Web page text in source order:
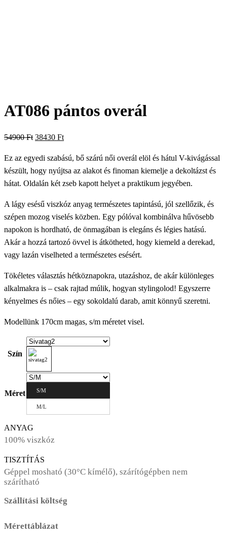
AT086 pántos overál
54900Ft Original
was:
54900 Ft.
38430 FtCurrent
is:
38430 Ft.
Ez az egyedi szabású, bő szárú női overál elöl és hátul V-kivágással
készült, hogy nyújtsa az alakot és finoman kiemelje a dekoltázst és
hátat. Oldalán két zseb kapott helyet a praktikum jegyében.
A lágy esésű viszkóz anyag természetes tapintású, jól szellőzik, és
szépen mozog viselés közben. Egy pólóval kombinálva hűvösebb
napokon is hordható, de önmagában is elegáns és légies hatású.
Akár a hozzá tartozó övvel is átkötheted, hogy kiemeld a derekad,
vagy lazán viselheted a természetes esésért.
Tökéletes választás hétköznapokra, utazáshoz, de akár különleges
alkalmakra is – csak rajtad múlik, hogyan stylingolod! Egyszerre
kényelmes és nőies – egy sokoldalú darab, amit könnyű szeretni.
Modellünk 170cm magas, s/m méretet visel.
Szín
Méret S/M
M/L
ANYAG
100% viszkóz
TISZTÍTÁS
Géppel mosható (30°C kímélő), szárítógépben nem
szárítható
Szállítási költség
Mérettáblázat